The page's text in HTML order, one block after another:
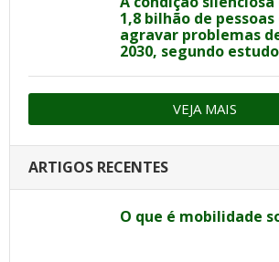
1,8 bilhão de pessoas
agravar problemas
2030, segundo
VEJA MAIS
ARTIGOS RECENTES
O que é mobilidade